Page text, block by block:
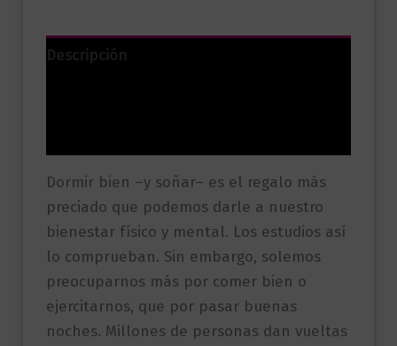
Descripción
Dormir bien –y soñar– es el regalo más
preciado que podemos darle a nuestro
bienestar físico y mental. Los estudios así
lo comprueban. Sin embargo, solemos
preocuparnos más por comer bien o
ejercitarnos, que por pasar buenas
noches. Millones de personas dan vueltas